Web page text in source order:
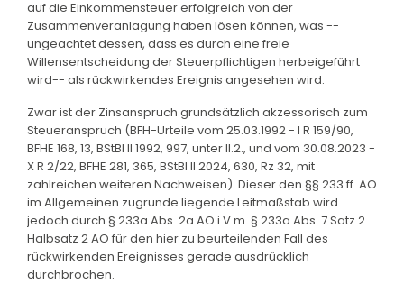
auf die Einkommensteuer erfolgreich von der
Zusammenveranlagung haben lösen können, was --
ungeachtet dessen, dass es durch eine freie
Willensentscheidung der Steuerpflichtigen herbeigeführt
wird-- als rückwirkendes Ereignis angesehen wird.
Zwar ist der Zinsanspruch grundsätzlich akzessorisch zum
Steueranspruch (BFH-Urteile vom 25.03.1992 - I R 159/90,
BFHE 168, 13, BStBl II 1992, 997, unter II.2., und vom 30.08.2023 -
X R 2/22, BFHE 281, 365, BStBl II 2024, 630, Rz 32, mit
zahlreichen weiteren Nachweisen). Dieser den §§ 233 ff. AO
im Allgemeinen zugrunde liegende Leitmaßstab wird
jedoch durch § 233a Abs. 2a AO i.V.m. § 233a Abs. 7 Satz 2
Halbsatz 2 AO für den hier zu beurteilenden Fall des
rückwirkenden Ereignisses gerade ausdrücklich
durchbrochen.